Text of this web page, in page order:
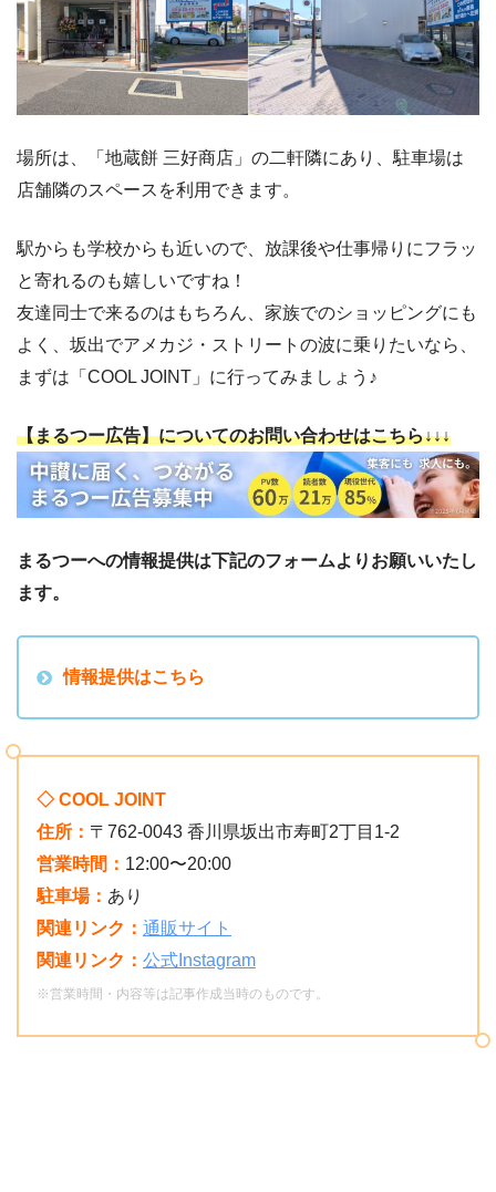
場所は、「地蔵餅 三好商店」の二軒隣にあり、駐車場は
店舗隣のスペースを利用できます。
駅からも学校からも近いので、放課後や仕事帰りにフラッ
と寄れるのも嬉しいですね！
友達同士で来るのはもちろん、家族でのショッピングにも
よく、坂出でアメカジ・ストリートの波に乗りたいなら、
まずは「COOL JOINT」に行ってみましょう♪
【まるつー広告】についてのお問い合わせはこちら↓↓↓
まるつーへの情報提供は下記のフォームよりお願いいたし
ます。
情報提供はこちら
◇ COOL JOINT
住所： 〒762-0043 香川県坂出市寿町2丁目1-2
営業時間： 12:00〜20:00
駐車場： あり
関連リンク： 通販サイト
関連リンク： 公式Instagram
※営業時間・内容等は記事作成当時のものです。